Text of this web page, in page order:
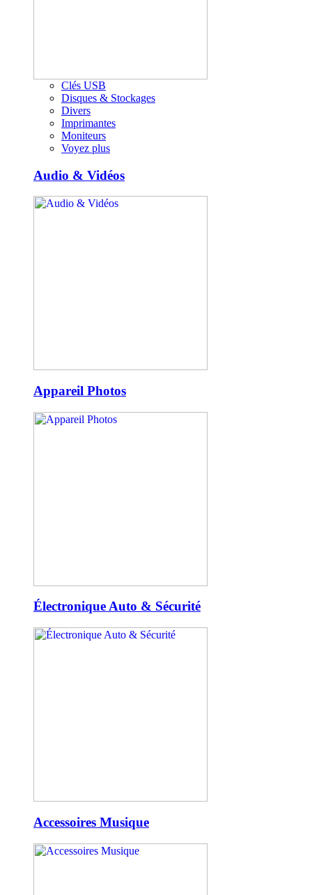
Clés USB
Disques & Stockages
Divers
Imprimantes
Moniteurs
Voyez plus
Audio & Vidéos
Appareil Photos
Électronique Auto & Sécurité
Accessoires Musique